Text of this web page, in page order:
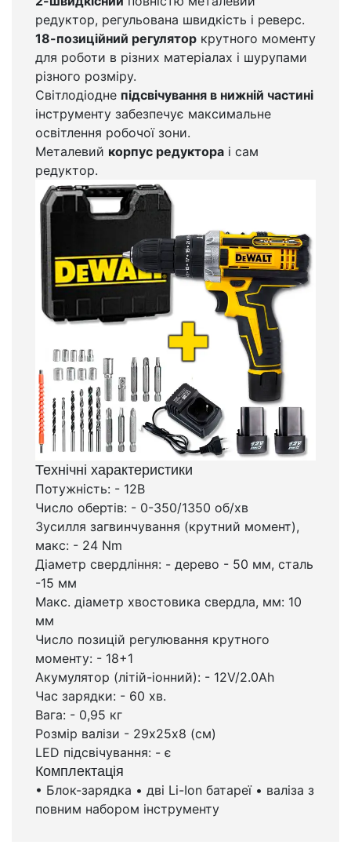
редуктор, регульована швидкість і реверс.
18-позиційний регулятор крутного моменту
для роботи в різних матеріалах і шурупами
різного розміру.
Світлодіодне підсвічування в нижній частині
інструменту забезпечує максимальне
освітлення робочої зони.
Металевий корпус редуктора і сам
редуктор.
Технічні характеристики
Потужність: - 12В
Число обертів: - 0-350/1350 об/хв
Зусилля загвинчування (крутний момент),
макс: - 24 Nm
Діаметр свердління: - дерево - 50 мм, сталь
-15 мм
Макс. діаметр хвостовика свердла, мм: 10
мм
Число позицій регулювання крутного
моменту: - 18+1
Акумулятор (літій-іонний): - 12V/2.0Ah
Час зарядки: - 60 хв.
Вага: - 0,95 кг
Розмір валізи - 29х25х8 (см)
LED підсвічування: - є
Комплектація
• Блок-зарядка • дві Li-Ion батареї • валіза з
повним набором інструменту